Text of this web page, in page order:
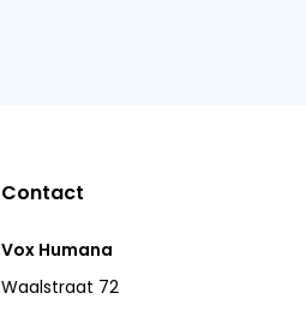
Contact
Vox Humana
Waalstraat 72